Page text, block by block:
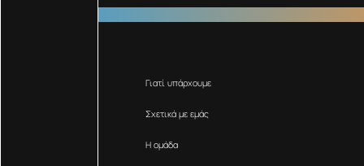
Γιατί υπάρχουμε
Σχετικά με εμάς
Η ομάδα